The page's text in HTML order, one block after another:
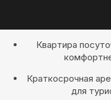
Квартира
Краткосрочная
для